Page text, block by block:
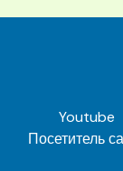
Youtube
Посетитель